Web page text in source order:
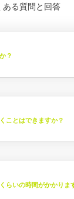
ある質問と回答
？
ことはできますか？
らいの時間がかかりま